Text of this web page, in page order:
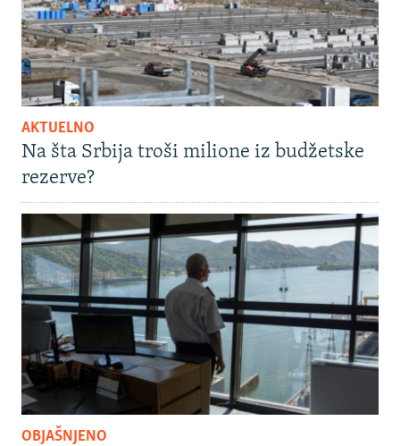
AKTUELNO
Na šta Srbija troši milione iz budžetske
rezerve?
OBJAŠNJENO